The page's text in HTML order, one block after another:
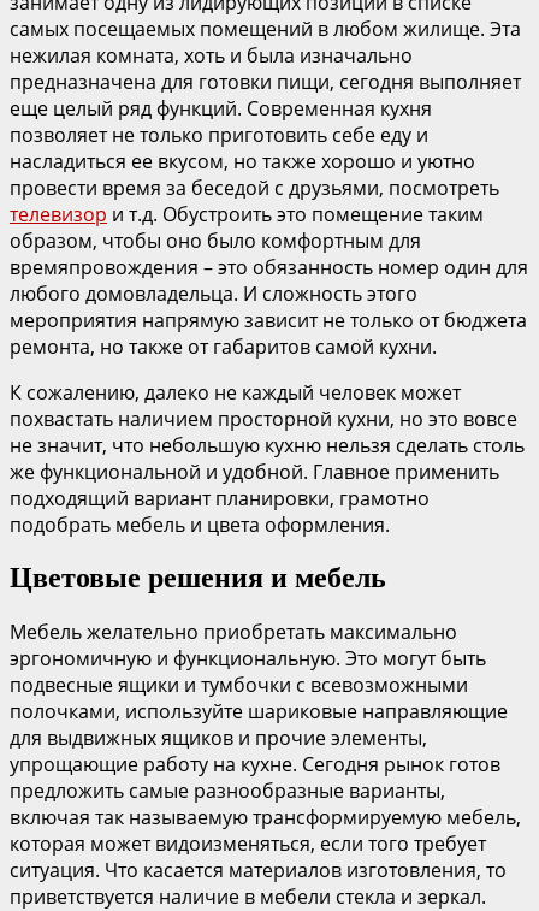
самых посещаемых помещений в любом жилище. Эта
нежилая комната, хоть и была изначально
предназначена для готовки пищи, сегодня выполняет
еще целый ряд функций. Современная кухня
позволяет не только приготовить себе еду и
насладиться ее вкусом, но также хорошо и уютно
провести время за беседой с друзьями, посмотреть
телевизор и т.д. Обустроить это помещение таким
образом, чтобы оно было комфортным для
времяпровождения – это обязанность номер один для
любого домовладельца. И сложность этого
мероприятия напрямую зависит не только от бюджета
ремонта, но также от габаритов самой кухни.
К сожалению, далеко не каждый человек может
похвастать наличием просторной кухни, но это вовсе
не значит, что небольшую кухню нельзя сделать столь
же функциональной и удобной. Главное применить
подходящий вариант планировки, грамотно
подобрать мебель и цвета оформления.
Цветовые решения и мебель
Мебель желательно приобретать максимально
эргономичную и функциональную. Это могут быть
подвесные ящики и тумбочки с всевозможными
полочками, используйте шариковые направляющие
для выдвижных ящиков и прочие элементы,
упрощающие работу на кухне. Сегодня рынок готов
предложить самые разнообразные варианты,
включая так называемую трансформируемую мебель,
которая может видоизменяться, если того требует
ситуация. Что касается материалов изготовления, то
приветствуется наличие в мебели стекла и зеркал.